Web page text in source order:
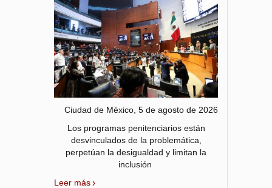
Ciudad de México, 5 de agosto de 2026
Los programas penitenciarios están
desvinculados de la problemática,
perpetúan la desigualdad y limitan la
inclusión
Leer más